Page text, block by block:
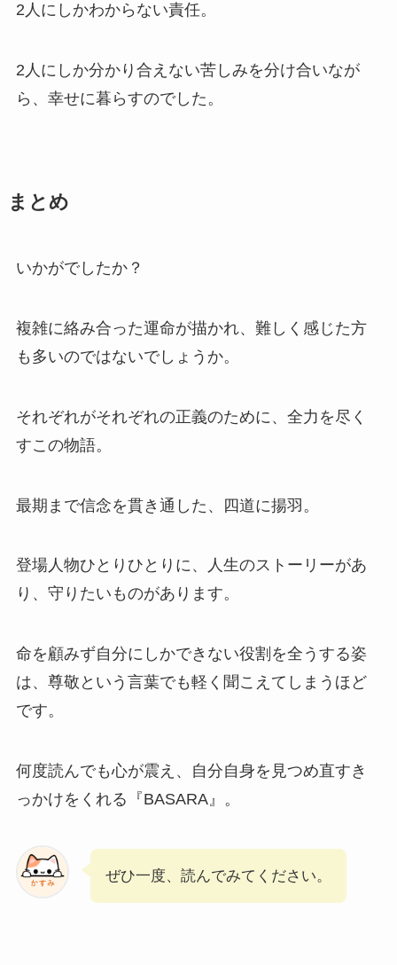
2人にしかわからない責任。
2人にしか分かり合えない苦しみを分け合いなが
ら、幸せに暮らすのでした。
まとめ
いかがでしたか？
複雑に絡み合った運命が描かれ、難しく感じた方
も多いのではないでしょうか。
それぞれがそれぞれの正義のために、全力を尽く
すこの物語。
最期まで信念を貫き通した、四道に揚羽。
登場人物ひとりひとりに、人生のストーリーがあ
り、守りたいものがあります。
命を顧みず自分にしかできない役割を全うする姿
は、尊敬という言葉でも軽く聞こえてしまうほど
です。
何度読んでも心が震え、自分自身を見つめ直すき
っかけをくれる『BASARA』。
ぜひ一度、読んでみてください。